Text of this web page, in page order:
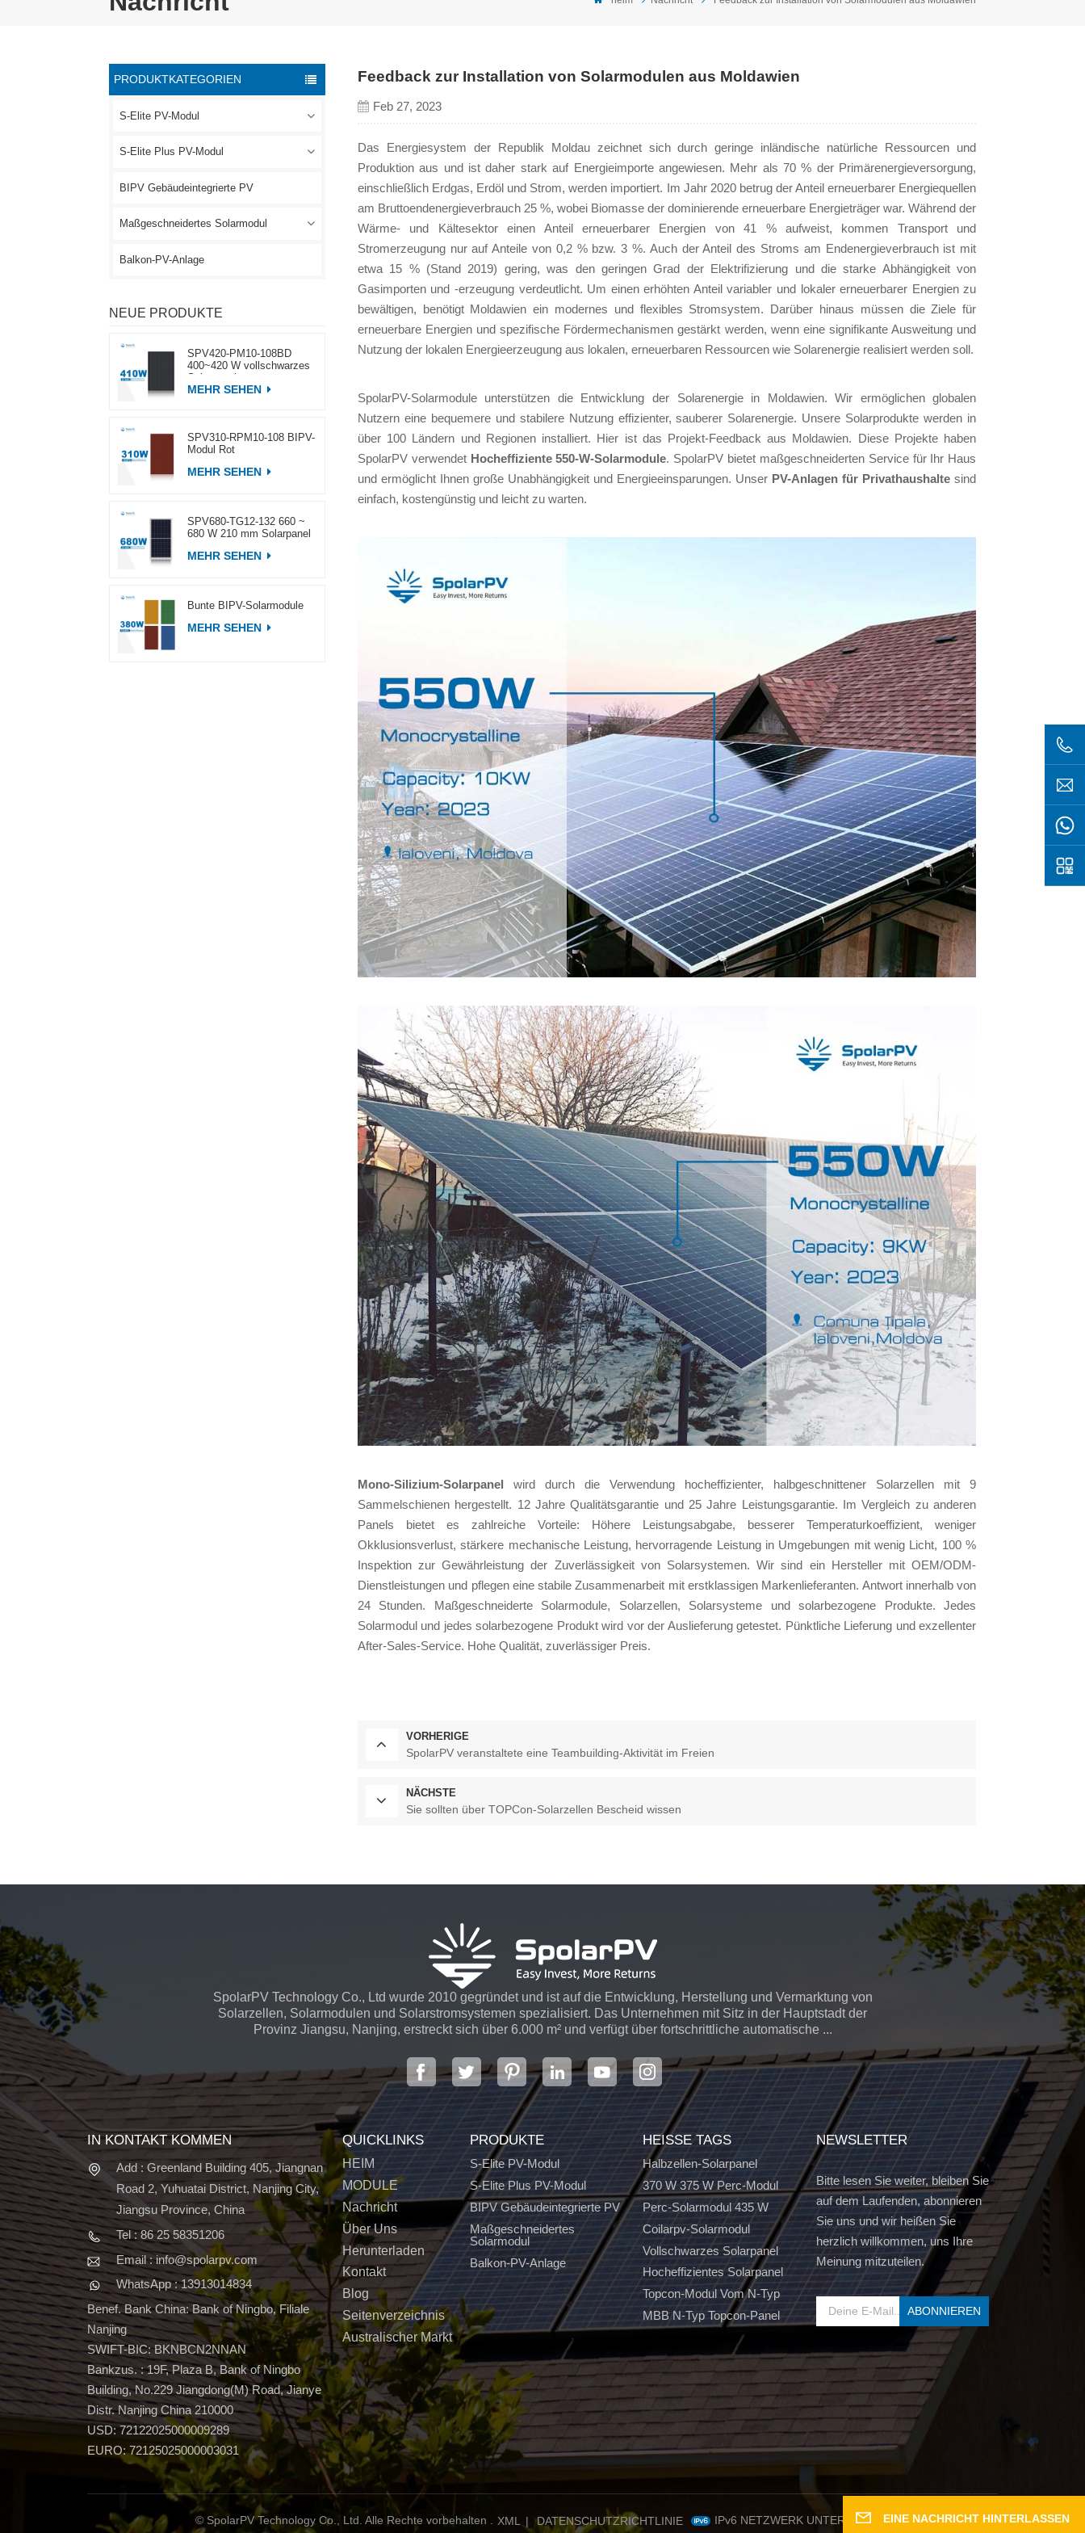
Feedback zur Installation von Solarmodulen aus Moldawien
Feb 27, 2023
Das Energiesystem der Republik Moldau zeichnet sich durch geringe inländische natürliche Ressourcen und
Produktion aus und ist daher stark auf Energieimporte angewiesen. Mehr als 70 % der Primärenergieversorgung,
einschließlich Erdgas, Erdöl und Strom, werden importiert. Im Jahr 2020 betrug der Anteil erneuerbarer Energiequellen
am Bruttoendenergieverbrauch 25 %, wobei Biomasse der dominierende erneuerbare Energieträger war. Während der
Wärme- und Kältesektor einen Anteil erneuerbarer Energien von 41 % aufweist, kommen Transport und
Stromerzeugung nur auf Anteile von 0,2 % bzw. 3 %. Auch der Anteil des Stroms am Endenergieverbrauch ist mit
etwa 15 % (Stand 2019) gering, was den geringen Grad der Elektrifizierung und die starke Abhängigkeit von
Gasimporten und -erzeugung verdeutlicht. Um einen erhöhten Anteil variabler und lokaler erneuerbarer Energien zu
bewältigen, benötigt Moldawien ein modernes und flexibles Stromsystem. Darüber hinaus müssen die Ziele für
erneuerbare Energien und spezifische Fördermechanismen gestärkt werden, wenn eine signifikante Ausweitung und
Nutzung der lokalen Energieerzeugung aus lokalen, erneuerbaren Ressourcen wie Solarenergie realisiert werden soll.
SpolarPV-Solarmodule unterstützen die Entwicklung der Solarenergie in Moldawien. Wir ermöglichen globalen
Nutzern eine bequemere und stabilere Nutzung effizienter, sauberer Solarenergie. Unsere Solarprodukte werden in
über 100 Ländern und Regionen installiert. Hier ist das Projekt-Feedback aus Moldawien. Diese Projekte haben
SpolarPV verwendet Hocheffiziente 550-W-Solarmodule. SpolarPV bietet maßgeschneiderten Service für Ihr Haus
und ermöglicht Ihnen große Unabhängigkeit und Energieeinsparungen. Unser PV-Anlagen für Privathaushalte sind
einfach, kostengünstig und leicht zu warten.
Mono-Silizium-Solarpanel wird durch die Verwendung hocheffizienter, halbgeschnittener Solarzellen mit 9
Sammelschienen hergestellt. 12 Jahre Qualitätsgarantie und 25 Jahre Leistungsgarantie. Im Vergleich zu anderen
Panels bietet es zahlreiche Vorteile: Höhere Leistungsabgabe, besserer Temperaturkoeffizient, weniger
Okklusionsverlust, stärkere mechanische Leistung, hervorragende Leistung in Umgebungen mit wenig Licht, 100 %
Inspektion zur Gewährleistung der Zuverlässigkeit von Solarsystemen. Wir sind ein Hersteller mit OEM/ODM-
Dienstleistungen und pflegen eine stabile Zusammenarbeit mit erstklassigen Markenlieferanten. Antwort innerhalb von
24 Stunden. Maßgeschneiderte Solarmodule, Solarzellen, Solarsysteme und solarbezogene Produkte. Jedes
Solarmodul und jedes solarbezogene Produkt wird vor der Auslieferung getestet. Pünktliche Lieferung und exzellenter
After-Sales-Service. Hohe Qualität, zuverlässiger Preis.
VORHERIGE
SpolarPV veranstaltete eine Teambuilding-Aktivität im Freien
NÄCHSTE
Sie sollten über TOPCon-Solarzellen Bescheid wissen
PRODUKTKATEGORIEN
S-Elite PV-Modul
S-Elite Plus PV-Modul
BIPV Gebäudeintegrierte PV
Maßgeschneidertes Solarmodul
Balkon-PV-Anlage
NEUE PRODUKTE
SPV420-PM10-108BD
400~420 W vollschwarzes
MEHR SEHEN
SPV310-RPM10-108 BIPV-
Modul Rot
MEHR SEHEN
SPV680-TG12-132 660 ~
680 W 210 mm Solarpanel
MEHR SEHEN
Bunte BIPV-Solarmodule
MEHR SEHEN
SpolarPV Technology Co., Ltd wurde 2010 gegründet und ist auf die Entwicklung, Herstellung und Vermarktung von
Solarzellen, Solarmodulen und Solarstromsystemen spezialisiert. Das Unternehmen mit Sitz in der Hauptstadt der
Provinz Jiangsu, Nanjing, erstreckt sich über 6.000 m² und verfügt über fortschrittliche automatische ...
IN KONTAKT KOMMEN
Add : Greenland Building 405, Jiangnan
Road 2, Yuhuatai District, Nanjing City,
Jiangsu Province, China
Tel : 86 25 58351206
Email : info@spolarpv.com
WhatsApp : 13913014834
Benef. Bank China: Bank of Ningbo, Filiale
Nanjing
SWIFT-BIC: BKNBCN2NNAN
Bankzus. : 19F, Plaza B, Bank of Ningbo
Building, No.229 Jiangdong(M) Road, Jianye
Distr. Nanjing China 210000
USD: 72122025000009289
EURO: 72125025000003031
QUICKLINKS
HEIM
MODULE
Nachricht
Über Uns
Herunterladen
Kontakt
Blog
Seitenverzeichnis
Australischer Markt
PRODUKTE
S-Elite PV-Modul
S-Elite Plus PV-Modul
BIPV Gebäudeintegrierte PV
Maßgeschneidertes
Solarmodul
Balkon-PV-Anlage
HEISSE TAGS
Halbzellen-Solarpanel
370 W 375 W Perc-Modul
Perc-Solarmodul 435 W
Coilarpv-Solarmodul
Vollschwarzes Solarpanel
Hocheffizientes Solarpanel
Topcon-Modul Vom N-Typ
MBB N-Typ Topcon-Panel
NEWSLETTER
Bitte lesen Sie weiter, bleiben Sie
auf dem Laufenden, abonnieren
Sie uns und wir heißen Sie
herzlich willkommen, uns Ihre
Meinung mitzuteilen.
© SpolarPV Technology Co., Ltd. Alle Rechte vorbehalten . XML | DATENSCHUTZRICHTLINIE IPv6 NETZWERK UNTERSTÜTZTEINE NACHRICHT HINTERLASSEN